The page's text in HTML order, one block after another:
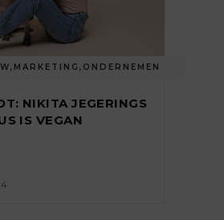
, MARKETING , ONDERNEMEN
NIKITA JEGERINGS
IS VEGAN